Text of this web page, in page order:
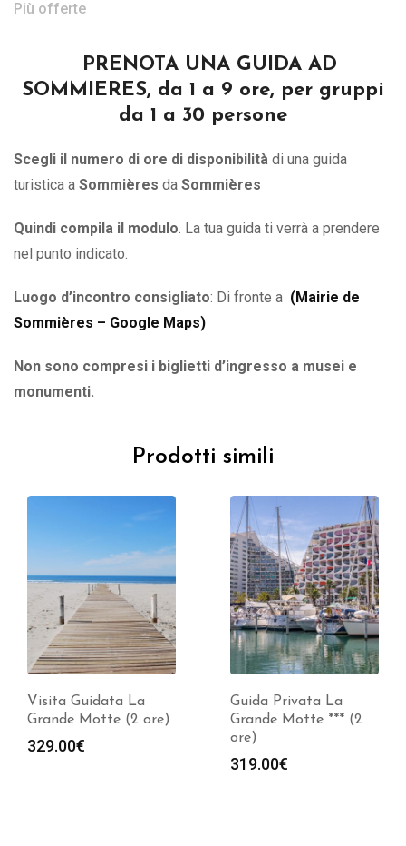
Più offerte
PRENOTA UNA GUIDA AD
SOMMIERES, da 1 a 9 ore, per gruppi
da 1 a 30 persone
Scegli il numero di ore di disponibilità di una guida
turistica a Sommières da Sommières
Quindi compila il modulo. La tua guida ti verrà a prendere
nel punto indicato.
Luogo d’incontro consigliato: Di fronte a (Mairie de
Sommières – Google Maps)
Non sono compresi i biglietti d’ingresso a musei e
monumenti.
Prodotti simili
Visita Guidata La
Grande Motte (2 ore)
329.00€
Guida Privata La
Grande Motte *** (2
ore)
319.00€